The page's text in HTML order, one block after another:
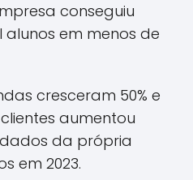
conseguiu
em menos de
cresceram 50% e
aumentou
da própria
em 2023.